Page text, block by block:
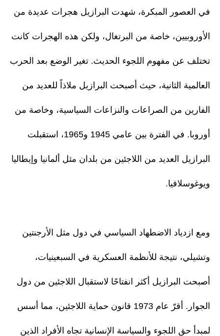
في العصور المبكرة، شهدت البرازيل هجرات عديدة من
الأوروبيين، خاصة من البرتغال، ولكن هذه الهجرات كانت
تختلف عن مفهوم اللجوء الحديث. تغير الوضع بعد الحرب
العالمية الثانية، حيث أصبحت البرازيل ملاذاً للعديد من
الفارين من الصراعات والنزاعات السياسية، وخاصة من
أوروبا. في الفترة بين عامي 1945 و1965، استقبلت
البرازيل العديد من اللاجئين من بلدان مثل ألمانيا وإيطاليا
ويوغوسلافيا.
ومع ازدياد الاضطهاد السياسي في دول مثل الأرجنتين
وتشيلي، نتيجة للأنظمة العسكرية في السبعينيات،
أصبحت البرازيل أكثر انفتاحًا لاستقبال اللاجئين من دول
الجوار. أقرّ عام 1973 قانون حماية اللاجئين، مما أسس
لمبدأ حق اللجوء والسياسة الإنسانية تجاه الأفراد الذين